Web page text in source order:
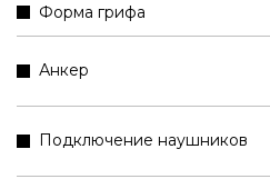
Форма грифа
Анкер
Подключение наушников